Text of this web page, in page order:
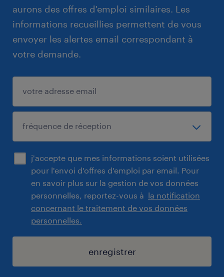
aurons des offres d'emploi similaires. Les
informations recueillies permettent de vous
envoyer les alertes email correspondant à
votre demande.
j'accepte que mes informations soient utilisées
pour l'envoi d'offres d'emploi par email. Pour
en savoir plus sur la gestion de vos données
personnelles, reportez-vous à la notification
concernant le traitement de vos données
personnelles.
enregistrer